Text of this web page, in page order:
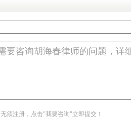
无须注册，点击"我要咨询"立即提交！